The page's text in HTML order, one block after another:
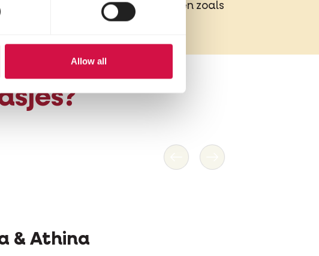
Allow all
moeilijk afbreekbare ingrediënten zoals
Vorige Volgende